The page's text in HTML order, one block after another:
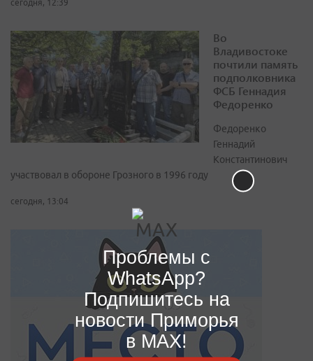
сегодня, 12:39
Во
Владивостоке
почтили память
подполковника
ФСБ Геннадия
Федоренко
Федоренко
Геннадий
Константинович
участвовал в обороне Грозного в 1996 году
сегодня, 13:04
Проблемы с
WhatsApp?
Подпишитесь на
новости Приморья
в MAX!